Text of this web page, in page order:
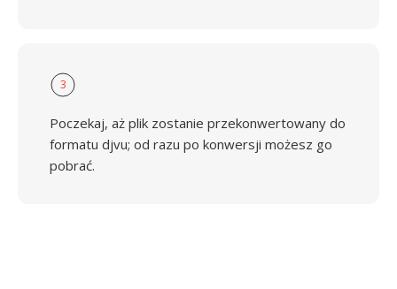
3
Poczekaj, aż plik zostanie przekonwertowany do
formatu djvu; od razu po konwersji możesz go
pobrać.